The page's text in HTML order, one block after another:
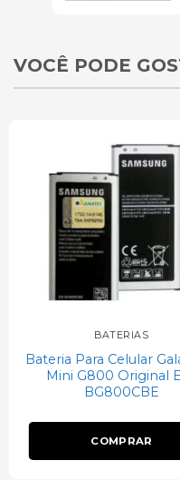
VOCÊ PODE
BATERIAS
Bateria Para Celular
Mini G800 Original
BG800CBE
COMPRAR